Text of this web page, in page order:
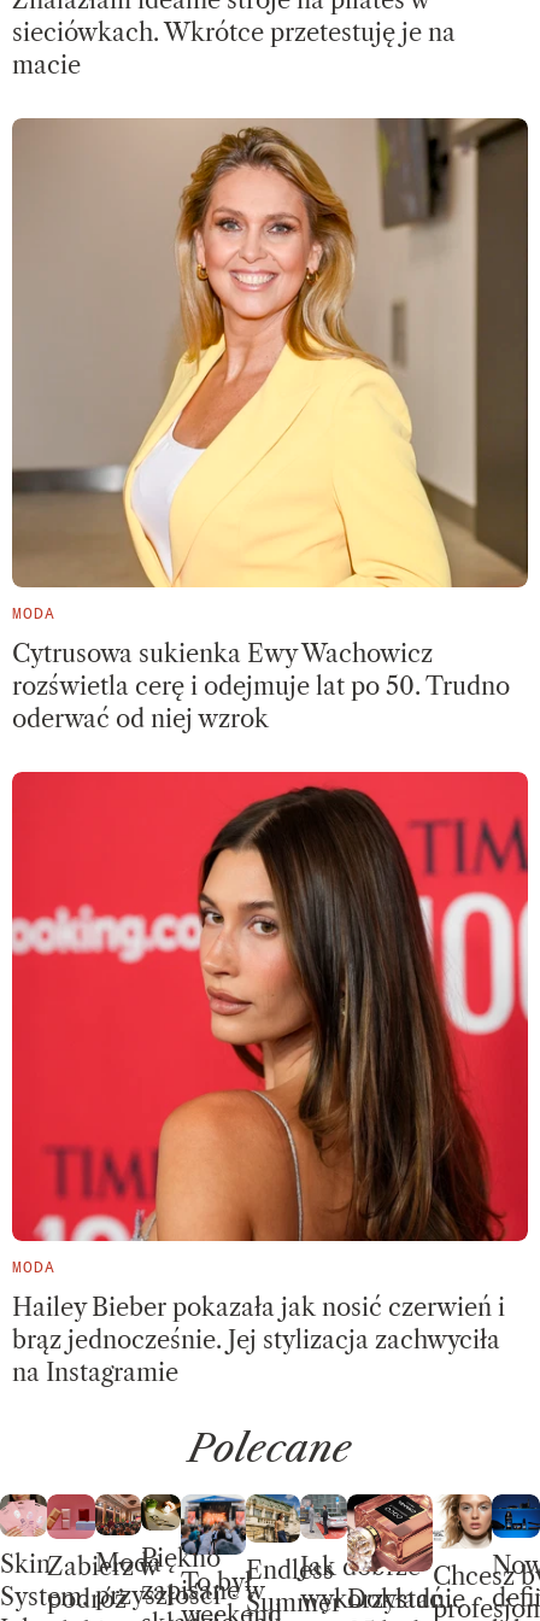
sieciówkach. Wkrótce przetestuję je na
macie
MODA
Cytrusowa sukienka Ewy Wachowicz
rozświetla cerę i odejmuje lat po 50. Trudno
oderwać od niej wzrok
MODA
Hailey Bieber pokazała jak nosić czerwień i
brąz jednocześnie. Jej stylizacja zachwyciła
na Instagramie
Polecane
Skin
System.
Zabierz w
podróż
Moda
przyszłości
Piękno
zapisane w
To był
weekend
Endless
Summer –
Jak dobrze
wykorzystać
Dokładnie
Chcesz